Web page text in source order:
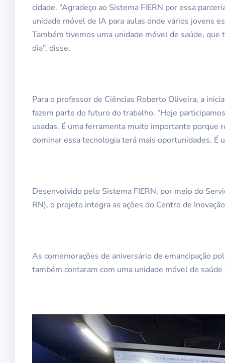
cidade. “Agradeço ao Sistema FIERN por essa
unidade móvel de IA para aulas onde vários jovens
Também tivemos uma unidade móvel de saúde,
dia”, disse.
Para o professor de Ciências Roberto Oliveira, a
fazem parte do futuro do trabalho. “Hoje
usadas. É uma ferramenta muito importante
dominar essa tecnologia terá mais oportunidades. É
Desenvolvido pelo Sistema FIERN, por meio do
RN), o projeto integra as ações do Centro de
As comemorações de aniversário de emancipação
também contaram com uma unidade móvel de